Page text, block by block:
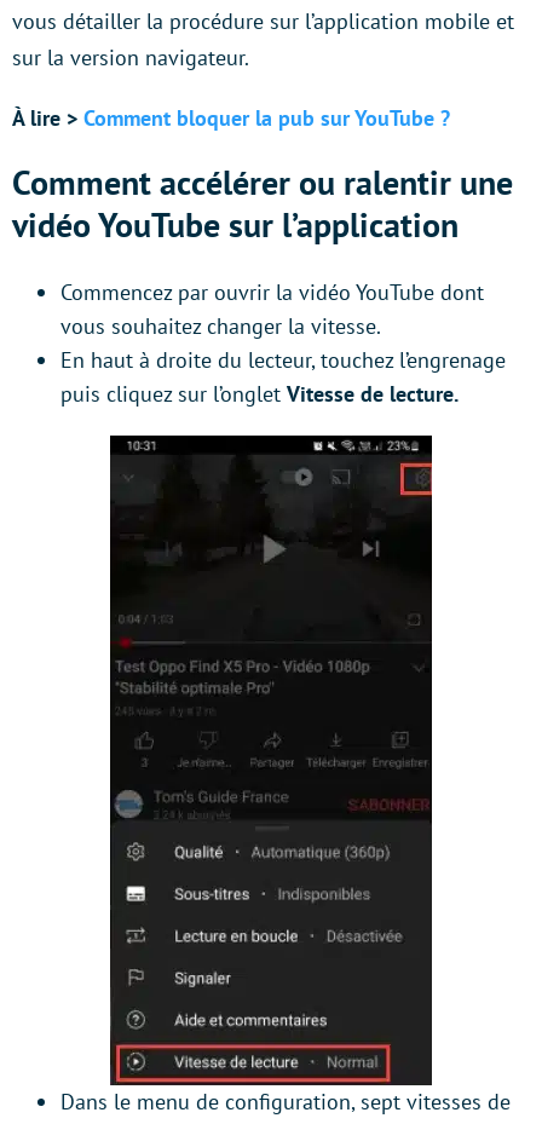
vous détailler la procédure sur l’application mobile et
sur la version navigateur.
À lire > Comment bloquer la pub sur YouTube ?
Comment accélérer ou ralentir une
vidéo YouTube sur l’application
Commencez par ouvrir la vidéo YouTube dont
vous souhaitez changer la vitesse.
En haut à droite du lecteur, touchez l’engrenage
puis cliquez sur l’onglet Vitesse de lecture.
Dans le menu de configuration, sept vitesses de